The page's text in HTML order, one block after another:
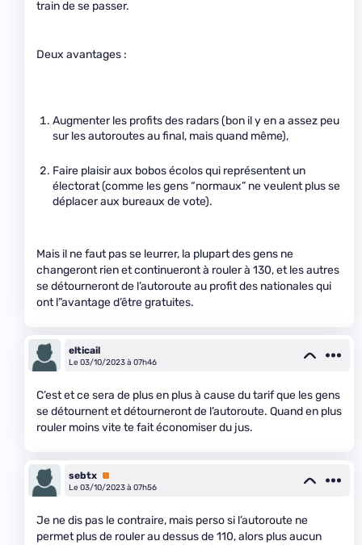
train de se passer.
Deux avantages :
Augmenter les profits des radars (bon il y en a assez peu
sur les autoroutes au final, mais quand même),
Faire plaisir aux bobos écolos qui représentent un
électorat (comme les gens “normaux” ne veulent plus se
déplacer aux bureaux de vote).
Mais il ne faut pas se leurrer, la plupart des gens ne
changeront rien et continueront à rouler à 130, et les autres
se détourneront de l’autoroute au profit des nationales qui
ont l”avantage d’être gratuites.
elticail
Le 03/10/2023 à 07h46
C’est et ce sera de plus en plus à cause du tarif que les gens
se détournent et détourneront de l’autoroute. Quand en plus
rouler moins vite te fait économiser du jus.
sebtx Premium
Le 03/10/2023 à 07h56
Je ne dis pas le contraire, mais perso si l’autoroute ne
permet plus de rouler au dessus de 110, alors plus aucun